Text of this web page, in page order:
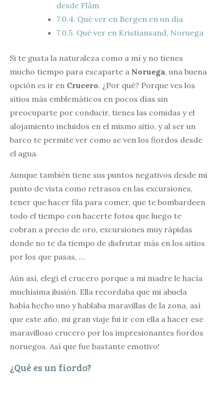
desde Flåm
7.0.4. Qué ver en Bergen en un día
7.0.5. Qué ver en Kristiansand, Noruega
Si te gusta la naturaleza como a mí y no tienes
mucho tiempo para escaparte a Noruega, una buena
opción es ir en Crucero. ¿Por qué? Porque ves los
sitios más emblemáticos en pocos días sin
preocuparte por conducir, tienes las comidas y el
alojamiento incluidos en el mismo sitio, y al ser un
barco te permite ver como se ven los fiordos desde
el agua.
Aunque también tiene sus puntos negativos desde mi
punto de vista como retrasos en las excursiones,
tener que hacer fila para comer, que te bombardeen
todo el tiempo con hacerte fotos que luego te
cobran a precio de oro, excursiones muy rápidas
donde no te da tiempo de disfrutar más en los sitios
por los que pasas, …
Aún así, elegí el crucero porque a mi madre le hacía
muchísima ilusión. Ella recordaba que mi abuela
había hecho uno y hablaba maravillas de la zona, así
que este año, mi gran viaje fui ir con ella a hacer ese
maravilloso crucero por los impresionantes fiordos
noruegos. Así que fue bastante emotivo!
¿Qué es un fiordo?